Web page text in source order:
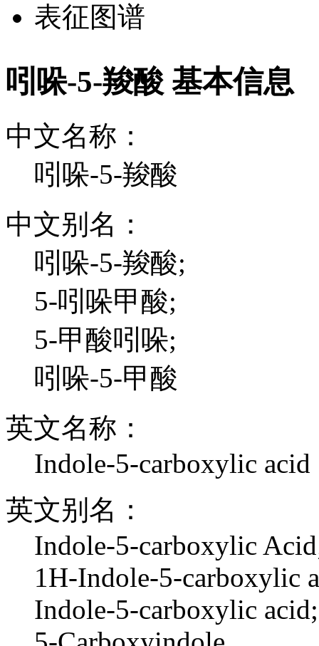
表征图谱
吲哚-5-羧酸 基本信息
中文名称：
吲哚-5-羧酸
中文别名：
吲哚-5-羧酸;
5-吲哚甲酸;
5-甲酸吲哚;
吲哚-5-甲酸
英文名称：
Indole-5-carboxylic acid
英文别名：
Indole-5-carboxylic
1H-Indole-5-carboxylic
Indole-5-carboxylic acid;